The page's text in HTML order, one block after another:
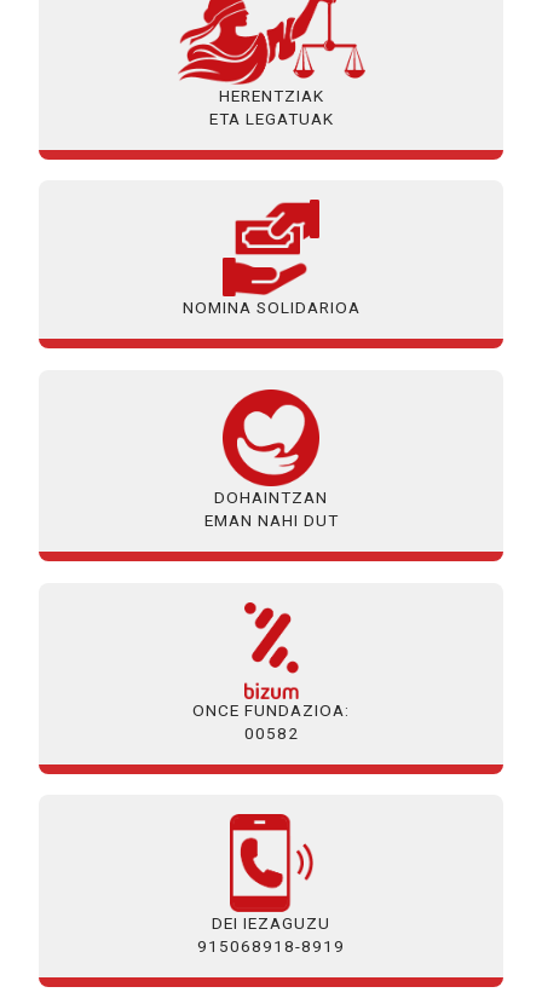
HERENTZIAK
ETA LEGATUAK
NOMINA SOLIDARIOA
DOHAINTZAN
EMAN NAHI DUT
ONCE FUNDAZIOA:
00582
DEI IEZAGUZU
915068918-8919